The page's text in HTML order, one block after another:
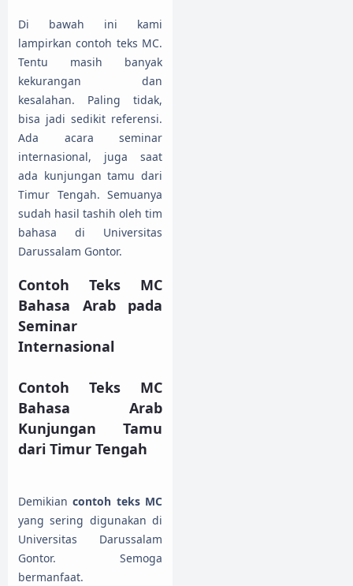
Di bawah ini kami
lampirkan contoh teks MC.
Tentu masih banyak
kekurangan dan
kesalahan. Paling tidak,
bisa jadi sedikit referensi.
Ada acara seminar
internasional, juga saat
ada kunjungan tamu dari
Timur Tengah. Semuanya
sudah hasil tashih oleh tim
bahasa di Universitas
Darussalam Gontor.
Contoh Teks MC
Bahasa Arab pada
Seminar
Internasional
Contoh Teks MC
Bahasa Arab
Kunjungan Tamu
dari Timur Tengah
Demikiancontoh teks MC
yang sering digunakan di
Universitas Darussalam
Gontor. Semoga
bermanfaat.